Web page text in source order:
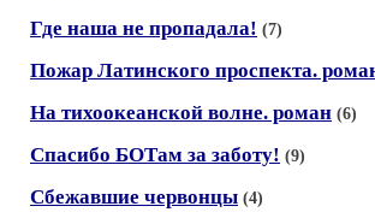
Где наша не пропадала! (7)
Пожар Латинского проспекта.
На тихоокеанской волне. роман (6)
Спасибо БОТам за заботу! (9)
Сбежавшие червонцы (4)